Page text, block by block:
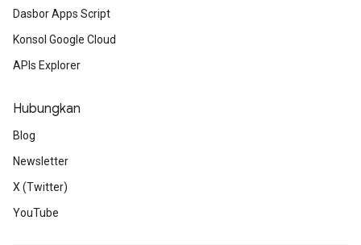
Dasbor Apps Script
Konsol Google Cloud
APIs Explorer
Hubungkan
Blog
Newsletter
X (Twitter)
YouTube